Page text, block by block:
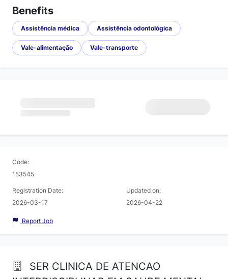
Benefits
Assistência médica Assistência odontológica
Vale-alimentação Vale-transporte
Code:
153545
Registration Date:
2026-03-17
Updated on:
2026-04-22
Report Job
SER CLINICA DE ATENCAO